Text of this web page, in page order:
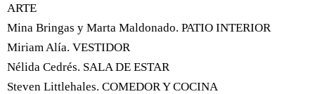
ARTE
Mina Bringas y Marta Maldonado. PATIO INTERIOR
Miriam Alía. VESTIDOR
Nélida Cedrés. SALA DE ESTAR
Steven Littlehales. COMEDOR Y COCINA